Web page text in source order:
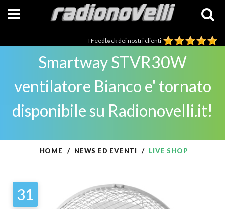
I Feedback dei nostri clienti
Smartway STVR30W
ventilatore Bianco e' tornato
disponibile su Radionovelli.it!
HOME NEWS ED EVENTI LIVE SHOP
31